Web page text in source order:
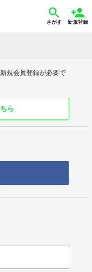
さがす 新規登録
規会員登録が必要で
ら